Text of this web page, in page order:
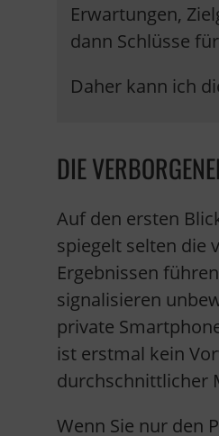
Erwartungen,
dann Schlüsse
Daher kann ich
DIE
Auf den ersten
spiegelt selten die
Ergebnissen
signalisieren
private
ist erstmal kein
durchschnittlicher
Wenn Sie nur den